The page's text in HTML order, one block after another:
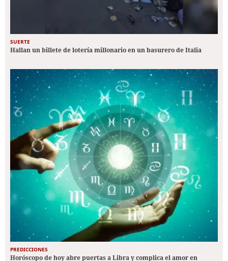
SUERTE
Hallan un billete de lotería millonario en un basurero de Italia
PREDICCIONES
Horóscopo de hoy abre puertas a Libra y complica el amor en